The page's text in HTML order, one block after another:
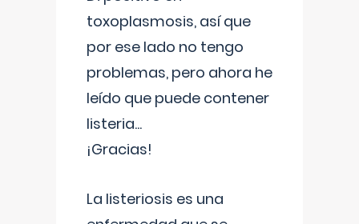
toxoplasmosis, así que
por ese lado no tengo
problemas, pero ahora he
leído que puede contener
listeria...
¡Gracias!
La listeriosis es una